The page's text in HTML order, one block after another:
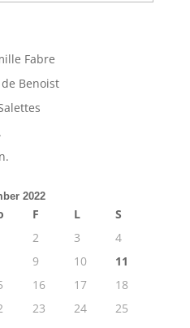
Fabre
Benoist
2022
F L
S
2 3
4
9 10
11
16 17
18
23 24
25